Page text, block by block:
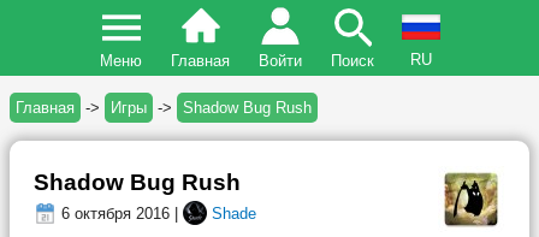
Меню Главная Войти Поиск RU
Главная -> Игры -> Shadow Bug Rush
Shadow Bug Rush
6 октября 2016 | Shade